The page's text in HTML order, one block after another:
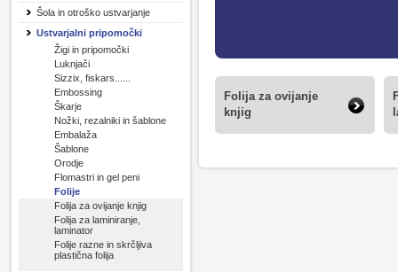
Šola in otroško ustvarjanje
Ustvarjalni pripomočki
Žigi in pripomočki
Luknjači
Sizzix, fiskars......
Embossing
Škarje
Nožki, rezalniki in šablone
Embalaža
Šablone
Orodje
Flomastri in gel peni
Folije
Folija za ovijanje knjig
Folija za laminiranje,
laminator
Folije razne in skrčljiva
plastična folija
Folija za ovijanje
knjig